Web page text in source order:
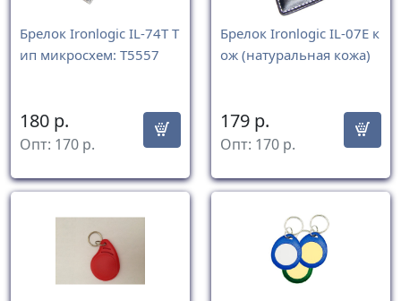
Брелок Ironlogic IL-74T Т
ип микросхем: T5557
180 р.
Опт: 170 р.
Брелок Ironlogic IL-07E к
ож (натуральная кожа)
179 р.
Опт: 170 р.